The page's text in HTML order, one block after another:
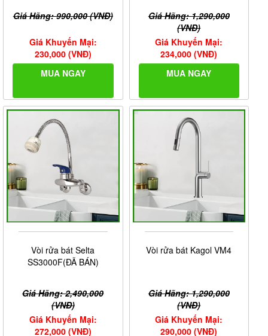
Giá Hãng: 990,000 (VNĐ)
Giá Khuyến Mại:
230,000 (VNĐ)
MUA NGAY
Giá Hãng: 1,290,000
(VNĐ)
Giá Khuyến Mại:
234,000 (VNĐ)
MUA NGAY
Vòi rửa bát Selta
SS3000F(ĐÃ BÁN)
Giá Hãng: 2,490,000
(VNĐ)
Giá Khuyến Mại:
272,000 (VNĐ)
Vòi rửa bát Kagol VM4
Giá Hãng: 1,290,000
(VNĐ)
Giá Khuyến Mại:
290,000 (VNĐ)